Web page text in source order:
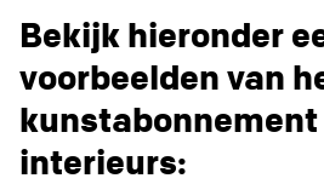
Bekijk hieronder
voorbeelden van
kunstabonnement
interieurs: